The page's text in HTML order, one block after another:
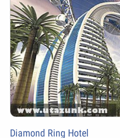
Diamond Ring Hotel